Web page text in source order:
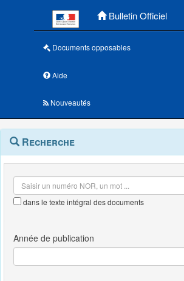
Bulletin Officiel
Documents opposables
Aide
Nouveautés
Navigation
outils
Menu
contextuel
Recherche
dans le texte intégral des documents